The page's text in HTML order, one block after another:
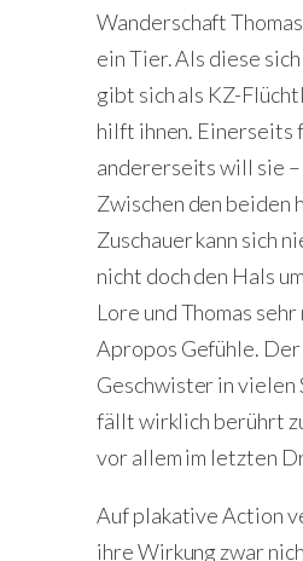
Wanderschaft
ein Tier. Als diese
gibt sich als KZ-
hilft ihnen. Einerseits
andererseits will sie –
Zwischen den beiden
Zuschauer kann sich
nicht doch den Hals
Lore und Thomas
Apropos Gefühle. Der
Geschwister in vielen
fällt wirklich berührt
vor allem im letzten
Auf plakative Action
ihre Wirkung zwar